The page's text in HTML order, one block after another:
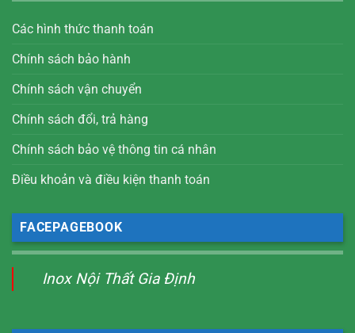
Các hình thức thanh toán
Chính sách bảo hành
Chính sách vận chuyển
Chính sách đổi, trả hàng
Chính sách bảo vệ thông tin cá nhân
Điều khoản và điều kiện thanh toán
FACEPAGEBOOK
Inox Nội Thất Gia Định